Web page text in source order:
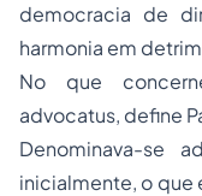
democracia de
harmonia em
No que
advocatus, define
Denominava-se
inicialmente, o que